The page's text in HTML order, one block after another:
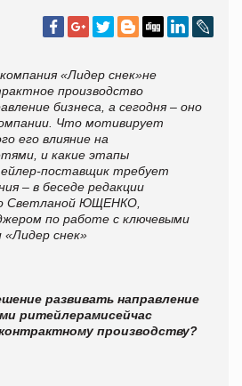
«Лидер снек»не
производство
бизнеса, а сегодня – оно
Что мотивирует
его влияние на
и какие этапы
поставщик требует
– в беседе редакции
Светланой ЮЩЕНКО,
по работе с ключевыми
снек»
развивать направление
ритейлерамисейчас
производству?